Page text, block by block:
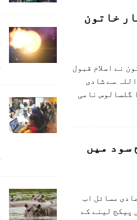
خاتون
نے اسلام قبول
سے شادی
گلسالوس نامی
سود میں
مسائل اب
پیکج لینے کے